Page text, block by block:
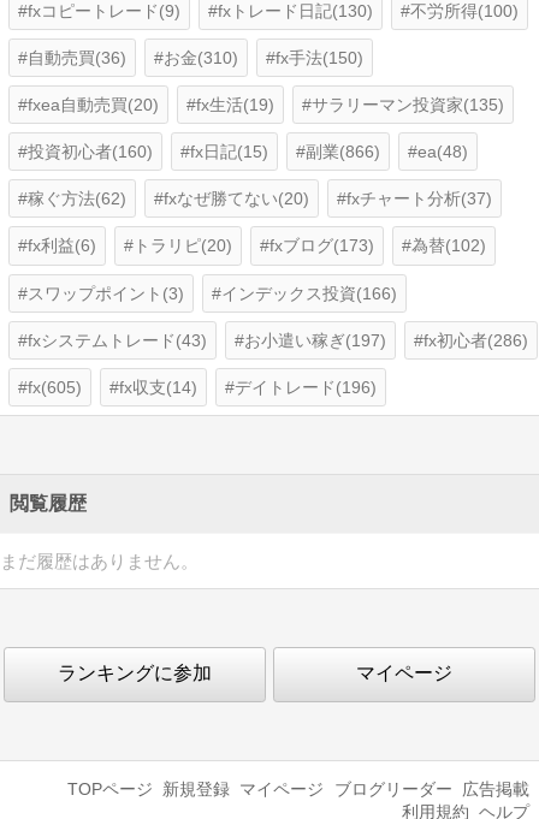
fxコピートレード(9) fxトレード日記(130) 不労所得(100)
自動売買(36) お金(310) fx手法(150)
fxea自動売買(20) fx生活(19) サラリーマン投資家(135)
投資初心者(160) fx日記(15) 副業(866) ea(48)
稼ぐ方法(62) fxなぜ勝てない(20) fxチャート分析(37)
fx利益(6) トラリピ(20) fxブログ(173) 為替(102)
スワップポイント(3) インデックス投資(166)
fxシステムトレード(43) お小遣い稼ぎ(197) fx初心者(286)
fx(605) fx収支(14) デイトレード(196)
閲覧履歴
まだ履歴はありません。
ランキングに参加 マイページ
TOPページ 新規登録 マイページ ブログリーダー
広告掲載
利用規約 ヘルプ